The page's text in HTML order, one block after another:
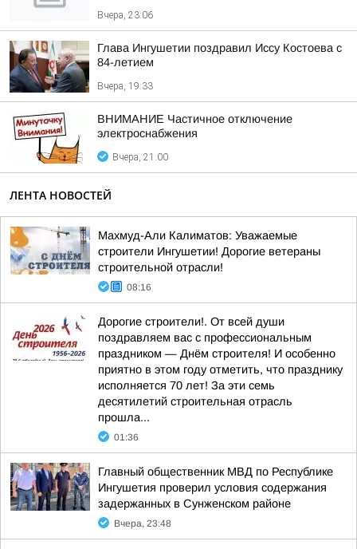
Вчера, 23:06
Глава Ингушетии поздравил Иссу Костоева с
84-летием
Вчера, 19:33
ВНИМАНИЕ Частичное отключение
электроснабжения
Вчера, 21:00
ЛЕНТА НОВОСТЕЙ
Махмуд-Али Калиматов: Уважаемые
строители Ингушетии! Дорогие ветераны
строительной отрасли!
08:16
Дорогие строители!. От всей души
поздравляем вас с профессиональным
праздником — Днём строителя! И особенно
приятно в этом году отметить, что празднику
исполняется 70 лет! За эти семь
десятилетий строительная отрасль
прошла...
01:36
Главный общественник МВД по Республике
Ингушетия проверил условия содержания
задержанных в Сунженском районе
Вчера, 23:48